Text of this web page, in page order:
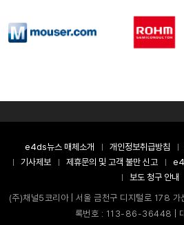
e4ds뉴스 매체소개 개인정보취급방침
기사제보
제휴문의 및 고객 불만 신고
보도 청구 안내
(주)채널5코리아 | 서울 금천구 디지털로 178
록번호 : 113-86-36448 |